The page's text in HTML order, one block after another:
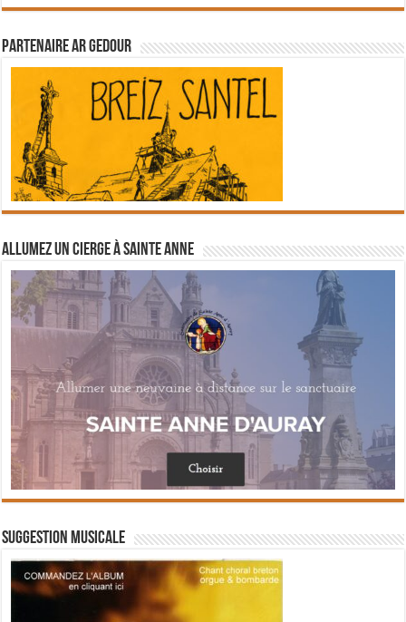
Partenaire Ar Gedour
Allumez un cierge à Sainte Anne
Suggestion musicale